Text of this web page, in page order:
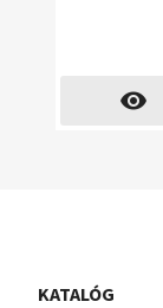
visibility
KATALÓG